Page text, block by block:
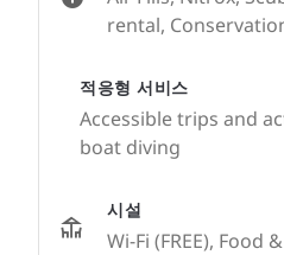
rental,
적응형 서비스
Accessible trips and
boat diving
시설
Wi-Fi (FREE), Food